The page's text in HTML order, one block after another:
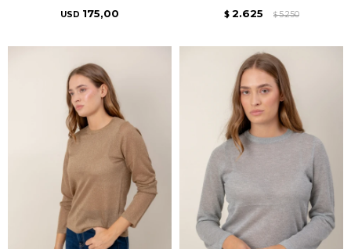
USD 175,00 $ 2.625 $ 5.250